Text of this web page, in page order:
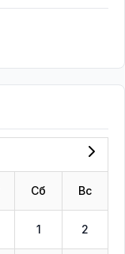
Сб Вс
1 2